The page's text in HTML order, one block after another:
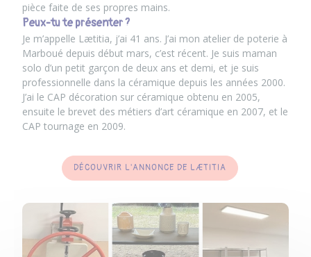
pièce faite de ses propres mains.
Peux-tu te présenter ?
Je m’appelle Lætitia, j’ai 41 ans. J’ai mon atelier de poterie à
Marboué depuis début mars, c’est récent. Je suis maman
solo d’un petit garçon de deux ans et demi, et je suis
professionnelle dans la céramique depuis les années 2000.
J’ai le CAP décoration sur céramique obtenu en 2005,
ensuite le brevet des métiers d’art céramique en 2007, et le
CAP tournage en 2009.
DÉCOUVRIR L'ANNONCE DE LÆTITIA